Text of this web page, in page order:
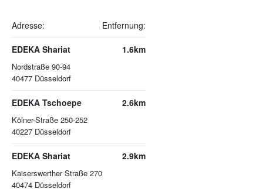
Adresse: Entfernung:
EDEKA Shariat
Nordstraße 90-94
40477 Düsseldorf
1.6km
EDEKA Tschoepe
Kölner-Straße 250-252
40227 Düsseldorf
2.6km
EDEKA Shariat
Kaiserswerther Straße 270
40474 Düsseldorf
2.9km